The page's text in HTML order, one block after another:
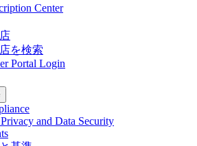
Center
を検索
Portal Login
and Data Security